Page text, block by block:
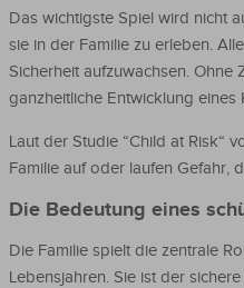
Das wichtigste Spiel wird nicht
sie in der Familie zu erleben.
Sicherheit aufzuwachsen.
ganzheitliche Entwicklung eines
Laut der Studie “Child at Risk“
Familie auf oder laufen Gefahr,
Die Bedeutung eines
Die Familie spielt die zentrale
Lebensjahren. Sie ist der